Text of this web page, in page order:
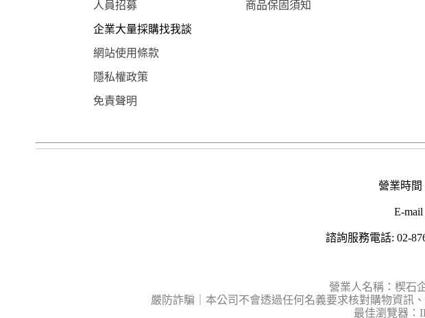
人員招募 商品保固須知
企業大量採購找我談
網站使用條款
隱私權政策
免責聲明
營業時間
E-mail
諮詢服務電話: 02-
營業人名稱：楔石
嚴防詐騙｜本公司不會透過任何名義要求核對購物資訊
最佳瀏覽器：